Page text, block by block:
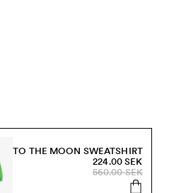
TO THE MOON SWEATSHIRT
224.00 SEK
560.00 SEK